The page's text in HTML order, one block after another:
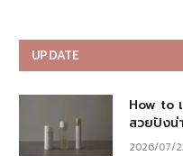
UPDATE
How to
สวยปังน่
2026/07/